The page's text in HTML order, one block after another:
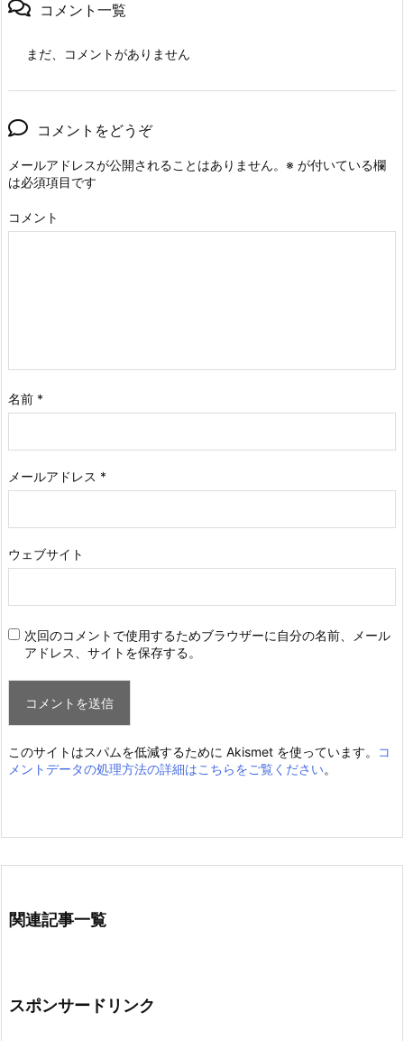
コメント一覧
まだ、コメントがありません
コメントをどうぞ
メールアドレスが公開されることはありません。 ※ が付いている欄
は必須項目です
コメント
名前 *
メールアドレス *
ウェブサイト
次回のコメントで使用するためブラウザーに自分の名前、メール
アドレス、サイトを保存する。
このサイトはスパムを低減するために Akismet を使っています。
コ
メントデータの処理方法の詳細はこちらをご覧ください。
関連記事一覧
スポンサードリンク